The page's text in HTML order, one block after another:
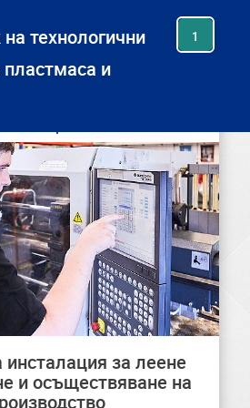
технологични
и
1
инсталация за леене
и осъществяване на